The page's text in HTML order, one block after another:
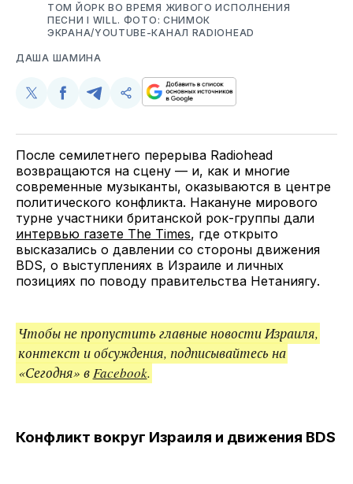
ТОМ ЙОРК ВО ВРЕМЯ ЖИВОГО ИСПОЛНЕНИЯ
ПЕСНИ I WILL. ФОТО: СНИМОК
ЭКРАНА/YOUTUBE-КАНАЛ RADIOHEAD
ДАША ШАМИНА
Поделиться
Twitter
Поделиться
Facebook
Поделиться
Telegram
Скопируйте
поделитесь
После семилетнего перерыва Radiohead
возвращаются на сцену — и, как и многие
современные музыканты, оказываются в центре
политического конфликта. Накануне мирового
турне участники британской рок-группы дали
интервью газете The Times, где открыто
высказались о давлении со стороны движения
BDS, о выступлениях в Израиле и личных
позициях по поводу правительства Нетаниягу.
Чтобы не пропустить главные новости Израиля,
контекст и обсуждения, подписывайтесь на
«Сегодня» вFacebook.
Конфликт вокруг Израиля и движения BDS